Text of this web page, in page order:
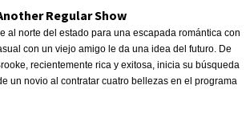
Regular Show
al norte del estado para una escapada romántica con
con un viejo amigo le da una idea del futuro. De
recientemente rica y exitosa, inicia su búsqueda
un novio al contratar cuatro bellezas en el programa